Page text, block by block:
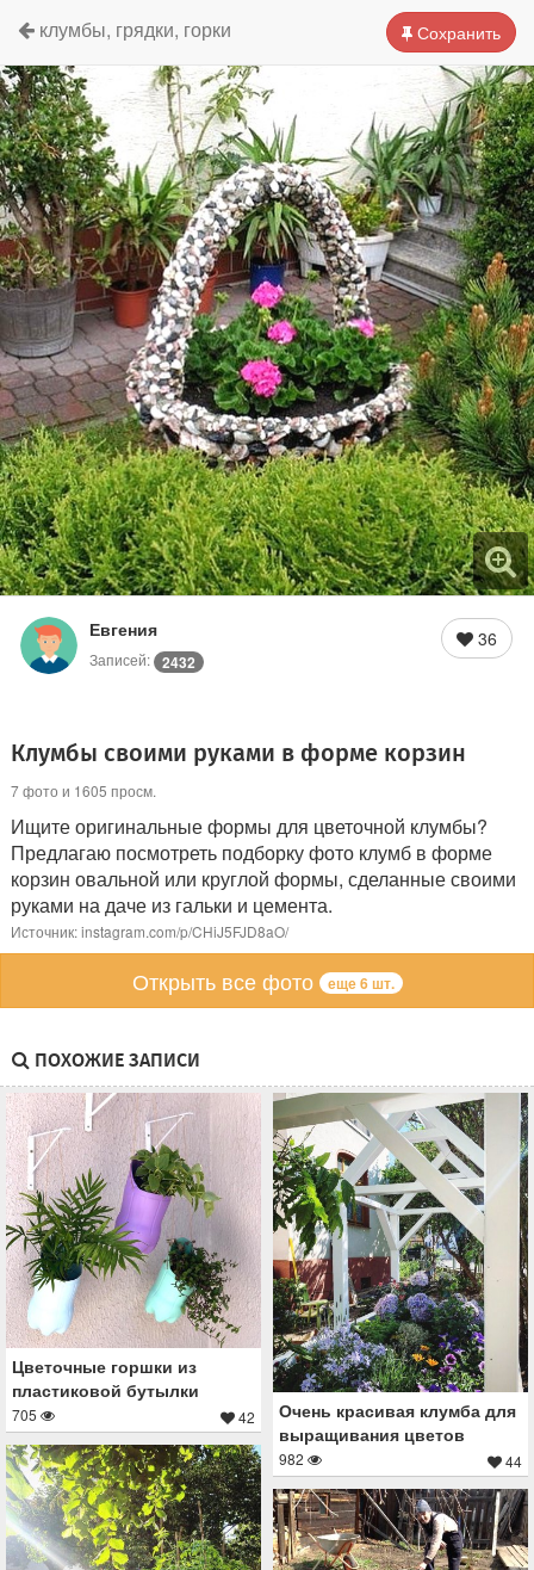
Сохранить
клумбы, грядки, горки
Евгения
Записей: 2432
36
Клумбы своими руками в форме корзин
7 фото и 1605 просм.
Ищите оригинальные формы для цветочной клумбы?
Предлагаю посмотреть подборку фото клумб в форме
корзин овальной или круглой формы, сделанные своими
руками на даче из гальки и цемента.
Источник: instagram.com/p/CHiJ5FJD8aO/
Открыть все фото еще 6 шт.
ПОХОЖИЕ ЗАПИСИ
Цветочные горшки из
пластиковой бутылки
705 42
Очень красивая клумба для
выращивания цветов
982 44